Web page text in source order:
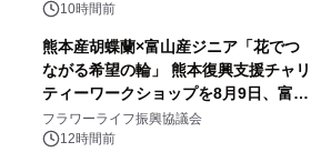
PropTech-Lab
10時間前
熊本産胡蝶蘭×富山産ジニア「花でつ
ながる希望の輪」 熊本復興支援チャリ
ティーワークショップを8月9日、富
山・射水で開催
フラワーライフ振興協議会
12時間前